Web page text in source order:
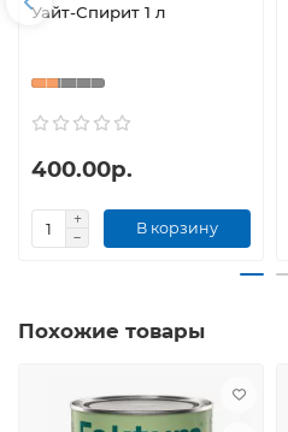
Уайт-Спирит 1 л
400.00р.
В корзину
Похожие товары